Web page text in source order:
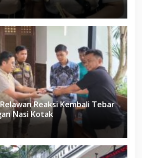
Reaksi Kembali Tebar
Nasi Kotak